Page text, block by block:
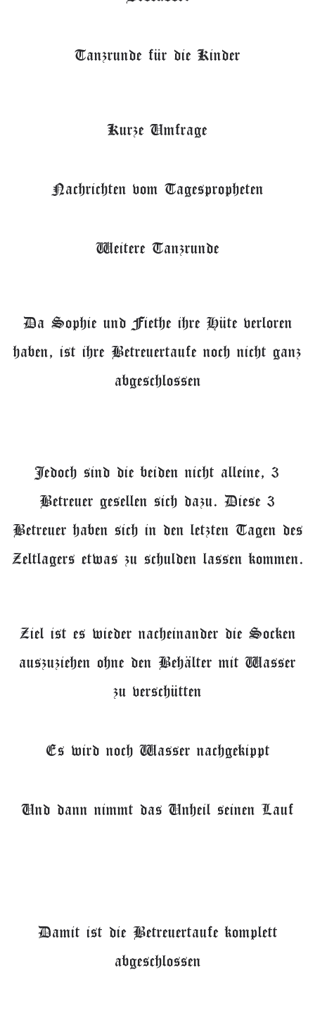
Tanzrunde für die Kinder
Kurze Umfrage
Nachrichten vom Tagespropheten
Weitere Tanzrunde
Da Sophie und Fiethe ihre Hüte verloren
haben, ist ihre Betreuertaufe noch nicht ganz
abgeschlossen
Jedoch sind die beiden nicht alleine, 3
Betreuer gesellen sich dazu. Diese 3
Betreuer haben sich in den letzten Tagen des
Zeltlagers etwas zu schulden lassen kommen.
Ziel ist es wieder nacheinander die Socken
auszuziehen ohne den Behälter mit Wasser
zu verschütten
Es wird noch Wasser nachgekippt
Und dann nimmt das Unheil seinen Lauf
Damit ist die Betreuertaufe komplett
abgeschlossen